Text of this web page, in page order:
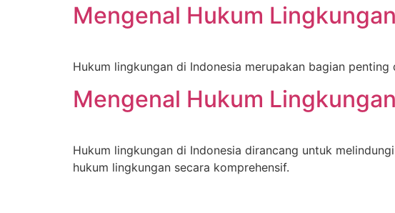
Mengenal Hukum
Hukum lingkungan di Indonesia merupakan bagian
Mengenal Hukum
Hukum lingkungan di Indonesia dirancang untuk
hukum lingkungan secara komprehensif.